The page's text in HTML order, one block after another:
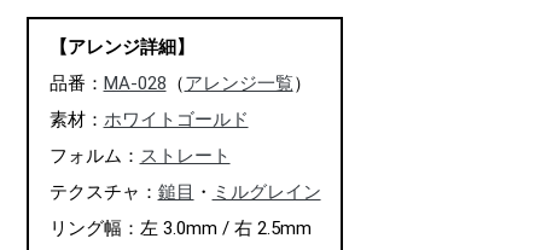
【アレンジ詳細】
品番： MA-028 （アレンジ一覧）
素材： ホワイトゴールド
フォルム： ストレート
テクスチャ： 鎚目 ・ ミルグレイン
リング幅：左 3.0mm / 右 2.5mm